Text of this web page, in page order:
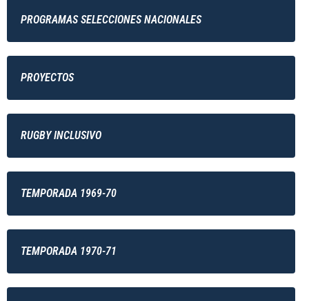
PROGRAMAS SELECCIONES NACIONALES
PROYECTOS
RUGBY INCLUSIVO
TEMPORADA 1969-70
TEMPORADA 1970-71